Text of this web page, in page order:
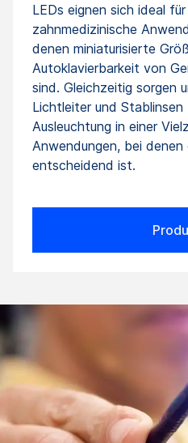
LEDs eignen sich ideal
zahnmedizinische
denen miniaturisierte
Autoklavierbarkeit von
sind. Gleichzeitig sorgen
Lichtleiter und Stablinsen
Ausleuchtung in einer
Anwendungen, bei
entscheidend ist.